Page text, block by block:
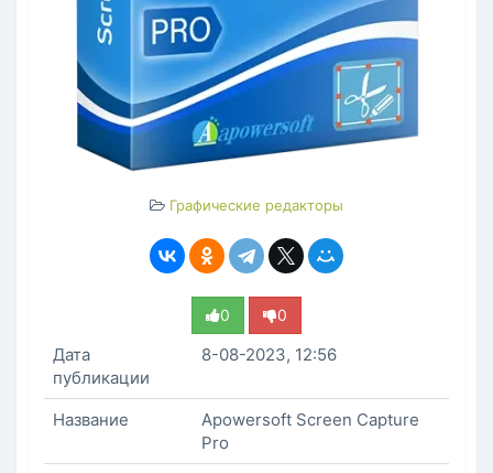
Графические редакторы
0 0
Дата
публикации
8-08-2023, 12:56
Название
Apowersoft Screen Capture
Pro